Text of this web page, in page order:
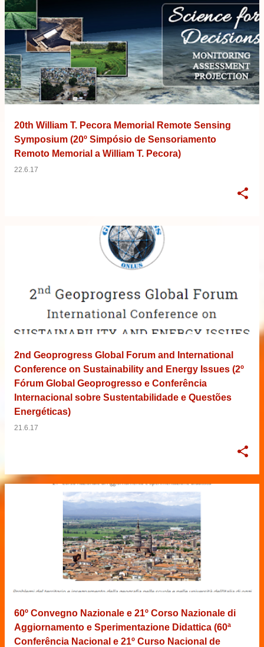
20th William T. Pecora Memorial Remote Sensing
Symposium (20º Simpósio de Sensoriamento
Remoto Memorial a William T. Pecora)
22.6.17
2nd Geoprogress Global Forum and International
Conference on Sustainability and Energy Issues (2º
Fórum Global Geoprogresso e Conferência
Internacional sobre Sustentabilidade e Questões
Energéticas)
21.6.17
60º Convegno Nazionale e 21º Corso Nazionale di
Aggiornamento e Sperimentazione Didattica (60ª
Conferência Nacional e 21º Curso Nacional de